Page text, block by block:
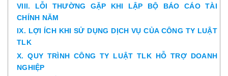
VIII. LỖI THƯỜNG GẶP KHI LẬP BỘ BÁO CÁO TÀI
CHÍNH NĂM
IX. LỢI ÍCH KHI SỬ DỤNG DỊCH VỤ CỦA CÔNG TY LUẬT
TLK
X. QUY TRÌNH CÔNG TY LUẬT TLK HỖ TRỢ DOANH
NGHIỆP